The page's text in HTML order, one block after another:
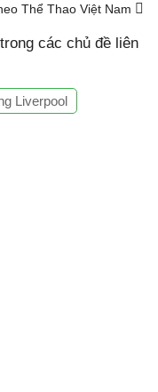
Thể Thao Việt Nam
các chủ đề liên
Liverpool